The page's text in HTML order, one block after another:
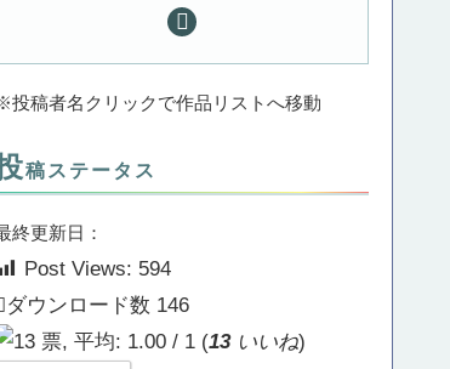
投稿者名クリックで作品リストへ移動
稿ステータス
終更新日：
Post Views: 594
ダウンロード数 146
(13いいね)